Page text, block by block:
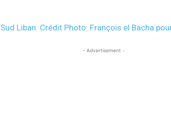
- Advertisement -